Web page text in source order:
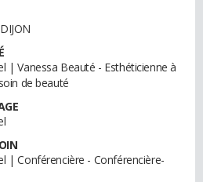
| Vanessa Beauté - Esthéticienne à
de beauté
| Conférencière - Conférencière-